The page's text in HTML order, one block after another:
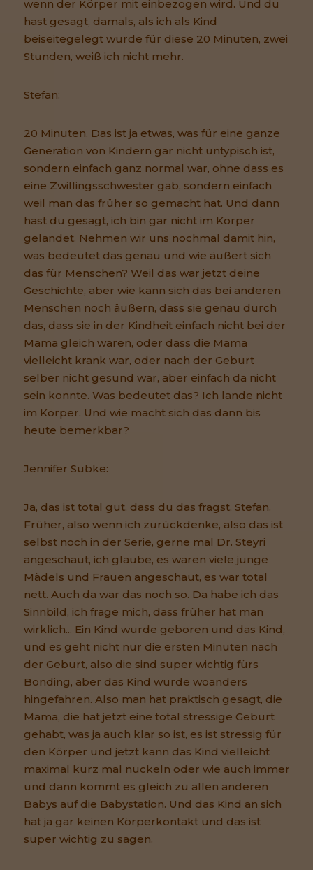
wenn der Körper mit einbezogen wird. Und du
hast gesagt, damals, als ich als Kind
beiseitegelegt wurde für diese 20 Minuten, zwei
Stunden, weiß ich nicht mehr.
Stefan:
20 Minuten. Das ist ja etwas, was für eine ganze
Generation von Kindern gar nicht untypisch ist,
sondern einfach ganz normal war, ohne dass es
eine Zwillingsschwester gab, sondern einfach
weil man das früher so gemacht hat. Und dann
hast du gesagt, ich bin gar nicht im Körper
gelandet. Nehmen wir uns nochmal damit hin,
was bedeutet das genau und wie äußert sich
das für Menschen? Weil das war jetzt deine
Geschichte, aber wie kann sich das bei anderen
Menschen noch äußern, dass sie genau durch
das, dass sie in der Kindheit einfach nicht bei der
Mama gleich waren, oder dass die Mama
vielleicht krank war, oder nach der Geburt
selber nicht gesund war, aber einfach da nicht
sein konnte. Was bedeutet das? Ich lande nicht
im Körper. Und wie macht sich das dann bis
heute bemerkbar?
Jennifer Subke:
Ja, das ist total gut, dass du das fragst, Stefan.
Früher, also wenn ich zurückdenke, also das ist
selbst noch in der Serie, gerne mal Dr. Steyri
angeschaut, ich glaube, es waren viele junge
Mädels und Frauen angeschaut, es war total
nett. Auch da war das noch so. Da habe ich das
Sinnbild, ich frage mich, dass früher hat man
wirklich... Ein Kind wurde geboren und das Kind,
und es geht nicht nur die ersten Minuten nach
der Geburt, also die sind super wichtig fürs
Bonding, aber das Kind wurde woanders
hingefahren. Also man hat praktisch gesagt, die
Mama, die hat jetzt eine total stressige Geburt
gehabt, was ja auch klar so ist, es ist stressig für
den Körper und jetzt kann das Kind vielleicht
maximal kurz mal nuckeln oder wie auch immer
und dann kommt es gleich zu allen anderen
Babys auf die Babystation. Und das Kind an sich
hat ja gar keinen Körperkontakt und das ist
super wichtig zu sagen.